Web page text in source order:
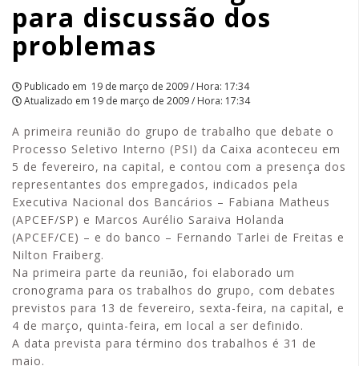
para discussão dos
problemas
Publicado em 19 de março de 2009 / Hora: 17:34
Atualizado em 19 de março de 2009 / Hora: 17:34
A primeira reunião do grupo de trabalho que debate o
Processo Seletivo Interno (PSI) da Caixa aconteceu em
5 de fevereiro, na capital, e contou com a presença dos
representantes dos empregados, indicados pela
Executiva Nacional dos Bancários – Fabiana Matheus
(APCEF/SP) e Marcos Aurélio Saraiva Holanda
(APCEF/CE) – e do banco – Fernando Tarlei de Freitas e
Nilton Fraiberg.
Na primeira parte da reunião, foi elaborado um
cronograma para os trabalhos do grupo, com debates
previstos para 13 de fevereiro, sexta-feira, na capital, e
4 de março, quinta-feira, em local a ser definido.
A data prevista para término dos trabalhos é 31 de
maio.